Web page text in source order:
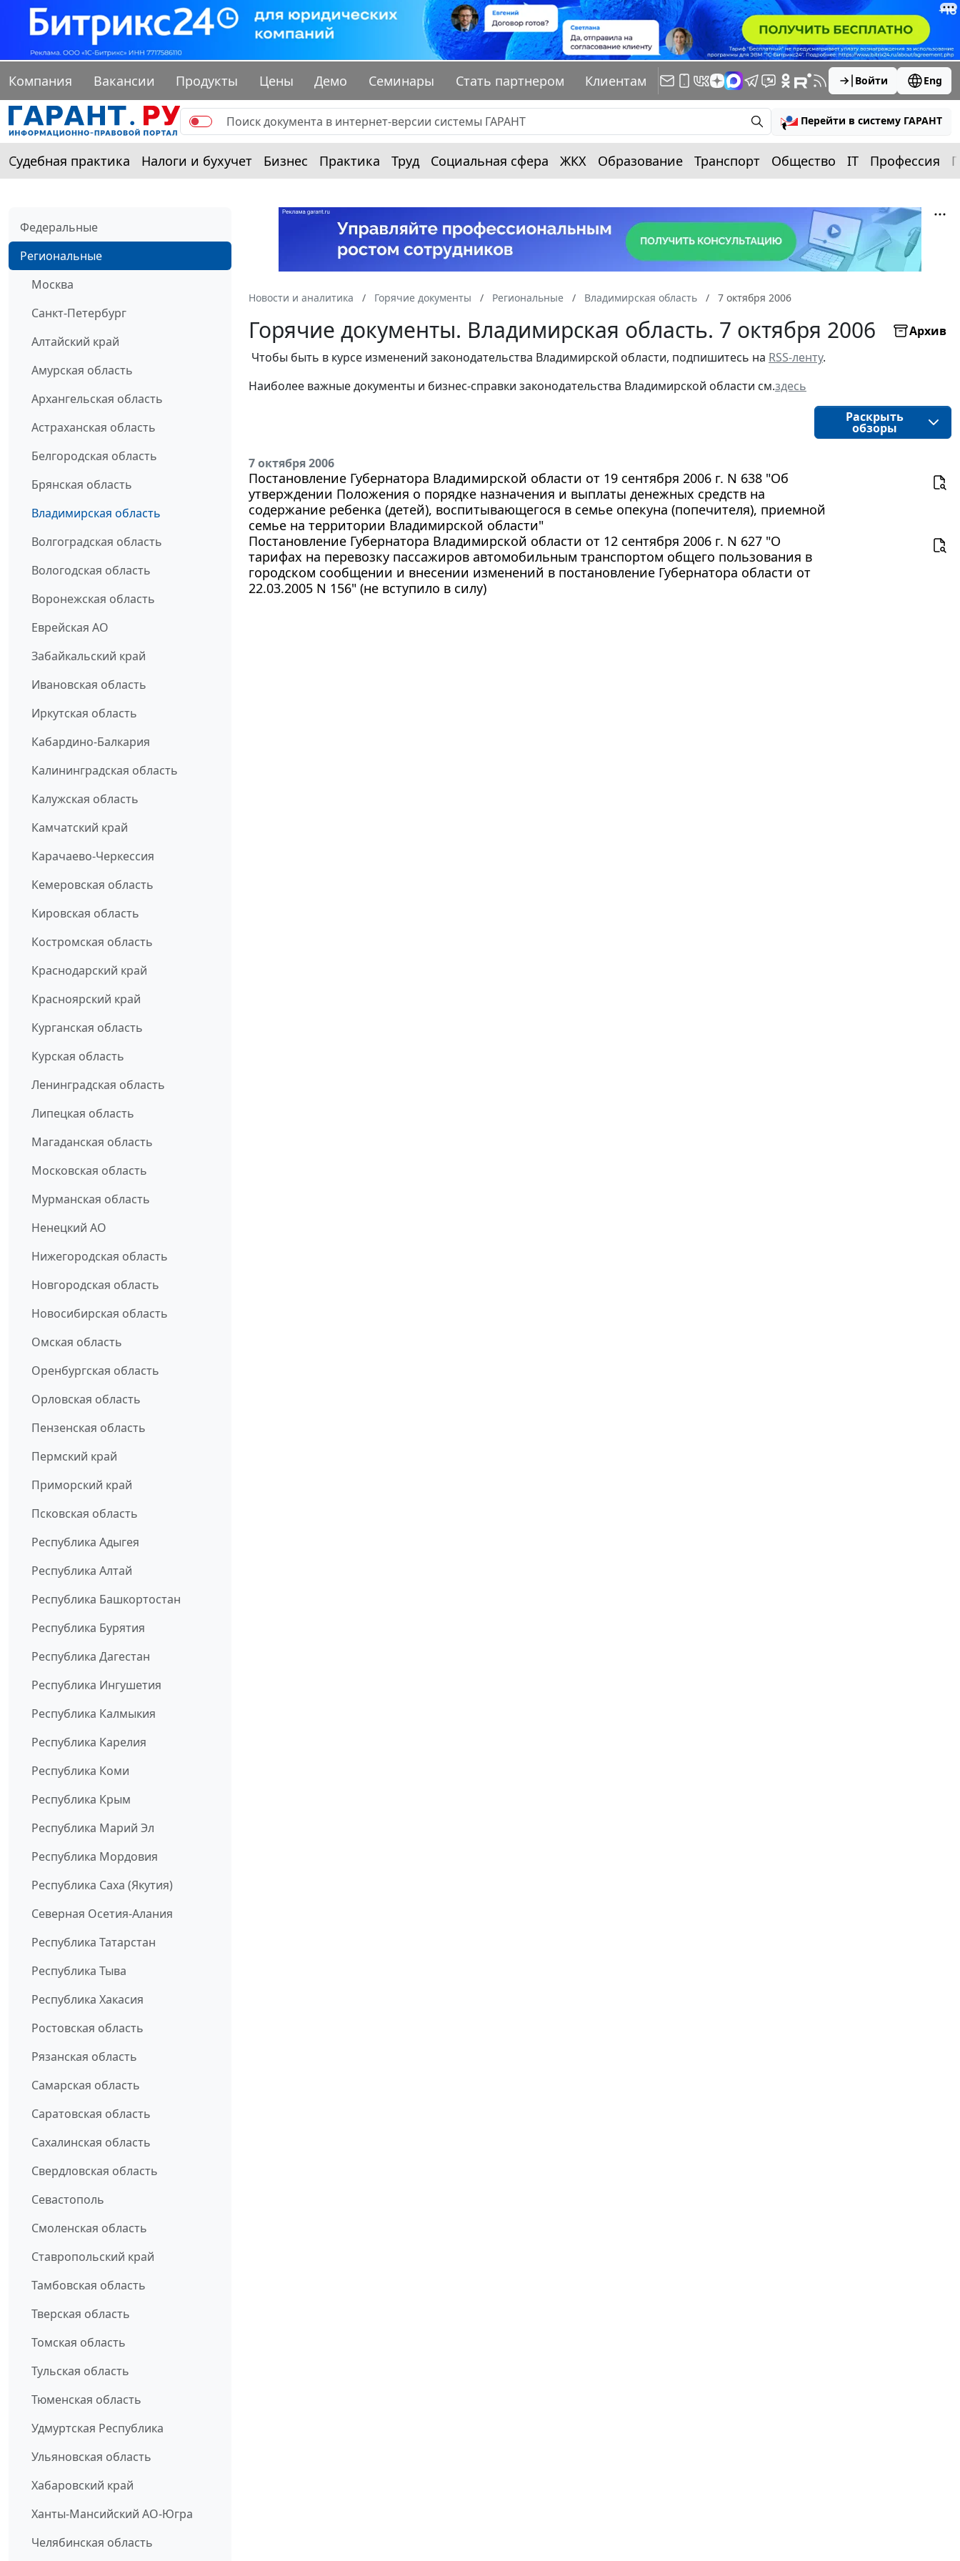
Компания Вакансии Продукты Цены Демо Семинары Стать партнером Клиентам Войти Eng
Перейти в систему ГАРАНТ
Судебная практика Налоги и бухучет Бизнес Практика Труд Социальная сфера ЖКХ Образование Транспорт Общество IT Профессия
Федеральные
Региональные
Москва
Санкт-Петербург
Алтайский край
Амурская область
Архангельская область
Астраханская область
Белгородская область
Брянская область
Владимирская область
Волгоградская область
Вологодская область
Воронежская область
Еврейская АО
Забайкальский край
Ивановская область
Иркутская область
Кабардино-Балкария
Калининградская область
Калужская область
Камчатский край
Карачаево-Черкессия
Кемеровская область
Кировская область
Костромская область
Краснодарский край
Красноярский край
Курганская область
Курская область
Ленинградская область
Липецкая область
Магаданская область
Московская область
Мурманская область
Ненецкий АО
Нижегородская область
Новгородская область
Новосибирская область
Омская область
Оренбургская область
Орловская область
Пензенская область
Пермский край
Приморский край
Псковская область
Республика Адыгея
Республика Алтай
Республика Башкортостан
Республика Бурятия
Республика Дагестан
Республика Ингушетия
Республика Калмыкия
Республика Карелия
Республика Коми
Республика Крым
Республика Марий Эл
Республика Мордовия
Республика Саха (Якутия)
Северная Осетия-Алания
Республика Татарстан
Республика Тыва
Республика Хакасия
Ростовская область
Рязанская область
Самарская область
Саратовская область
Сахалинская область
Свердловская область
Севастополь
Смоленская область
Ставропольский край
Тамбовская область
Тверская область
Томская область
Тульская область
Тюменская область
Удмуртская Республика
Ульяновская область
Хабаровский край
Ханты-Мансийский АО-Югра
Челябинская область
Новости и аналитика Горячие документы Региональные Владимирская область 7 октября 2006
Горячие документы. Владимирская область. 7 октября 2006
Архив
Чтобы быть в курсе изменений законодательства Владимирской области, подпишитесь на RSS-ленту.
Наиболее важные документы и бизнес-справки законодательства Владимирской области см.здесь
Раскрыть
обзоры
7 октября 2006
Постановление Губернатора Владимирской области от 19 сентября 2006 г. N 638 "Об
утверждении Положения о порядке назначения и выплаты денежных средств на
содержание ребенка (детей), воспитывающегося в семье опекуна (попечителя), приемной
семье на территории Владимирской области"
Постановление Губернатора Владимирской области от 12 сентября 2006 г. N 627 "О
тарифах на перевозку пассажиров автомобильным транспортом общего пользования в
городском сообщении и внесении изменений в постановление Губернатора области от
22.03.2005 N 156" (не вступило в силу)